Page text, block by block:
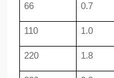
66 0.7
110 1.0
220 1.8